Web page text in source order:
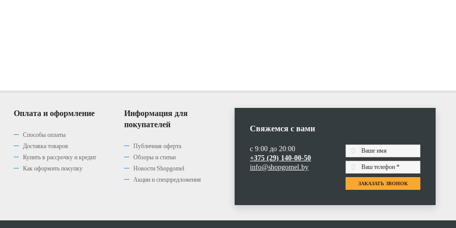
Оплата и оформление
Способы оплаты
Доставка товаров
Купить в рассрочку и кредит
Как оформить покупку
Информация для
покупателей
Публичная оферта
Обзоры и статьи
Новости Shopgomel
Акции и спецпредложения
Свяжемся с вами
с 9:00 до 20:00
+375 (29) 140-00-50
info@shopgomel.by
ЗАКАЗАТЬ ЗВОНОК